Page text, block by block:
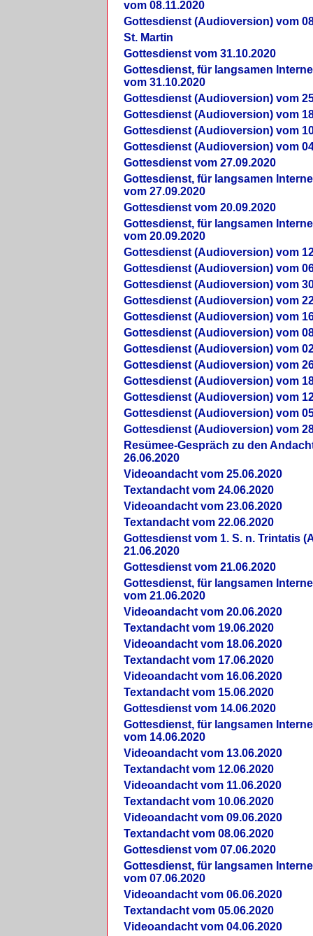
vom 08.11.2020
Gottesdienst (Audioversion) vom
St. Martin
Gottesdienst vom 31.10.2020
Gottesdienst, für langsamen
vom 31.10.2020
Gottesdienst (Audioversion) vom
Gottesdienst (Audioversion) vom
Gottesdienst (Audioversion) vom
Gottesdienst (Audioversion) vom
Gottesdienst vom 27.09.2020
Gottesdienst, für langsamen
vom 27.09.2020
Gottesdienst vom 20.09.2020
Gottesdienst, für langsamen
vom 20.09.2020
Gottesdienst (Audioversion) vom
Gottesdienst (Audioversion) vom
Gottesdienst (Audioversion) vom
Gottesdienst (Audioversion) vom
Gottesdienst (Audioversion) vom
Gottesdienst (Audioversion) vom
Gottesdienst (Audioversion) vom
Gottesdienst (Audioversion) vom
Gottesdienst (Audioversion) vom
Gottesdienst (Audioversion) vom
Gottesdienst (Audioversion) vom
Gottesdienst (Audioversion) vom
Re­sü­mee-Gespräch zu den
26.06.2020
Videoandacht vom 25.06.2020
Textandacht vom 24.06.2020
Videoandacht vom 23.06.2020
Textandacht vom 22.06.2020
Gottesdienst vom 1. S. n. Trintatis
21.06.2020
Gottesdienst vom 21.06.2020
Gottesdienst, für langsamen
vom 21.06.2020
Videoandacht vom 20.06.2020
Textandacht vom 19.06.2020
Videoandacht vom 18.06.2020
Textandacht vom 17.06.2020
Videoandacht vom 16.06.2020
Textandacht vom 15.06.2020
Gottesdienst vom 14.06.2020
Gottesdienst, für langsamen
vom 14.06.2020
Videoandacht vom 13.06.2020
Textandacht vom 12.06.2020
Videoandacht vom 11.06.2020
Textandacht vom 10.06.2020
Videoandacht vom 09.06.2020
Textandacht vom 08.06.2020
Gottesdienst vom 07.06.2020
Gottesdienst, für langsamen
vom 07.06.2020
Videoandacht vom 06.06.2020
Textandacht vom 05.06.2020
Videoandacht vom 04.06.2020